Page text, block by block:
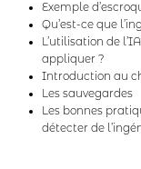
Exemple
Qu’est-ce que
L’utilisation de
appliquer ?
Introduction au
Les sauvegardes
Les bonnes
détecter de